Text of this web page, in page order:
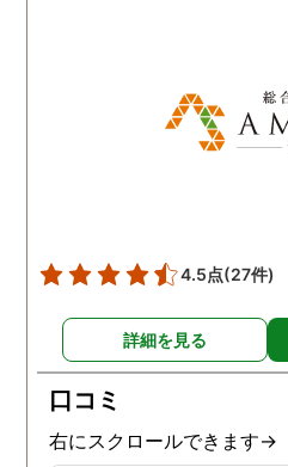
4.5点(27件)
詳細を見る
口コミ
右にスクロールできます→